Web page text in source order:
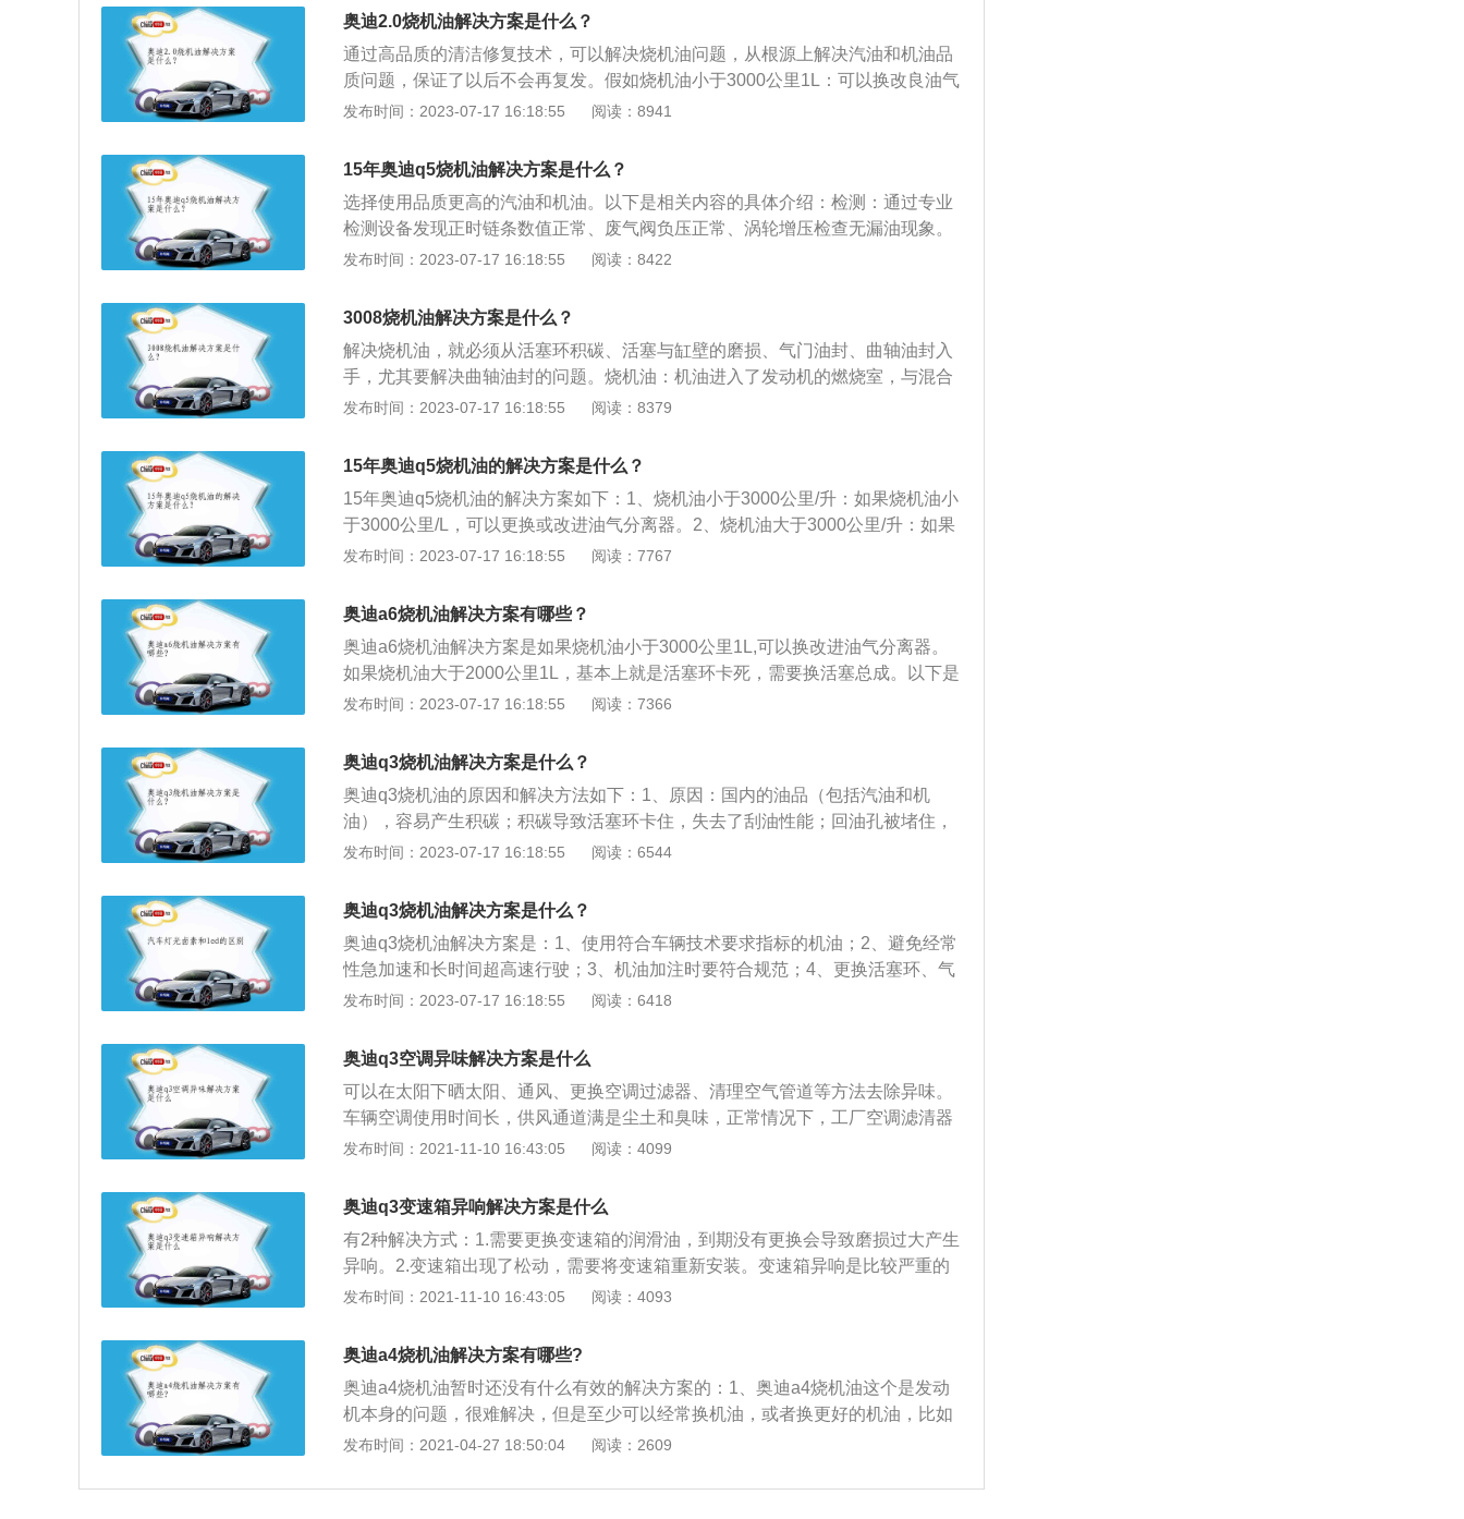
车达到正常温度后，排气管依然排出蓝烟。解决办法：需要大修发动机。避免汽
车出现烧机油的情况，需要注意以下几点：1、定时对发动机做到及时维护和保
养，注意发动机的工作环境，按照发动机的技术要求选择合适的燃油和机油。做
到勤检查、勤保养来有效地减少发动机各部件的过早磨损，让柴油发动机在良好
的状态下运转，延长发动机使用寿命。2、避免长时间高速行驶，发动机超高速
操作时，就会使发动机异常磨损而出现烧机油的现象，因此，保持经济时速行驶
是预防烧机油现象的好方法。3、机油格一定要选择质量有保障的，因为机油格
的主要作用就是去除机油中的灰尘、金属颗粒、碳沉淀物和煤烟颗粒等杂质，保
工作时反复对发动机造成磨损，就会导致机油消耗量增大。
奥迪2.0烧机油解决方案是什么？
通过高品质的清洁修复技术，可以解决烧机油问题，从根源上解决汽油和机油品
质问题，保证了以后不会再复发。假如烧机油小于3000公里1L：可以换改良油气
分散器。假如烧机油大于2000公里1L，根基上就是活塞环卡死，需要换活塞总
题。确定无泄漏后，可以自己进行估算或到专业的维修机构进行机油消耗量的测
量。机油消耗量标准：机油消耗量的标准是每1000公里不能超过0.5L，如果车辆
没有超过这个标准值，第一对发动机的曲轴箱负压进行测量检查，如果不正常就
需要更换曲轴箱通风阀。
发布时间：2023-07-17 16:18:55 阅读：8941
15年奥迪q5烧机油解决方案是什么？
选择使用品质更高的汽油和机油。以下是相关内容的具体介绍：检测：通过专业
检测设备发现正时链条数值正常、废气阀负压正常、涡轮增压检查无漏油现象。
烧机油小于：3000公里/升，如果烧机油小于3000公里/L，可以更换或改进油气
塞总成。油品：奥迪汽车在生产的过程中都会配置专业的机油，也可以使用机油
市场好的品牌，但是要正规的保养才能满足机油的损耗。
发布时间：2023-07-17 16:18:55 阅读：8422
3008烧机油解决方案是什么？
解决烧机油，就必须从活塞环积碳、活塞与缸壁的磨损、气门油封、曲轴油封入
手，尤其要解决曲轴油封的问题。烧机油：机油进入了发动机的燃烧室，与混合
气一起参与了燃烧。车辆出现“烧机油”现象，会使车辆氧传感器过快损坏，导致
果，严重者发动机润滑不足，使引擎造成难以修复的损伤甚至报废，造成维修成
本大幅升高甚至事故隐患。
发布时间：2023-07-17 16:18:55 阅读：8379
15年奥迪q5烧机油的解决方案是什么？
15年奥迪q5烧机油的解决方案如下：1、烧机油小于3000公里/升：如果烧机油小
于3000公里/L，可以更换或改进油气分离器。2、烧机油大于3000公里/升：如果
烧机油大于2000公里/L，基本是活塞环卡死，这时候需要更换活塞总成。3、油
牌，但是要正规的保养才能满足机油的损耗。
发布时间：2023-07-17 16:18:55 阅读：7767
奥迪a6烧机油解决方案有哪些？
奥迪a6烧机油解决方案是如果烧机油小于3000公里1L,可以换改进油气分离器。
如果烧机油大于2000公里1L，基本上就是活塞环卡死，需要换活塞总成。以下是
关于奥迪a6的相关介绍：1、奥迪a6的简介：奥迪A6是一款由奥迪生产的豪华汽
丰富了豪华的配置，并赋予其超强的运动特性。其特点是豪华、动感、成熟。
2、奥迪a6的产品性能：奥迪A6L系一汽-大众推出的国内生产的技术高档豪华商
务车，奥迪A6融入了奥迪在全球最先进的高科技独家技术，进一步丰富了豪华的
配置，并赋予其超强的运动特性，从设计到性能无不体现出其完美品质。
发布时间：2023-07-17 16:18:55 阅读：7366
奥迪q3烧机油解决方案是什么？
奥迪q3烧机油的原因和解决方法如下：1、原因：国内的油品（包括汽油和机
油），容易产生积碳；积碳导致活塞环卡住，失去了刮油性能；回油孔被堵住，
机油无法正常回到曲轴箱；缸壁与活塞之间的磨损，间隙过大气门油封和曲轴油
修后问题没有解决，而且汽车还出现其他的问题。可以拆修解决汽车烧机油，也
可以选用质量更好的机油。
发布时间：2023-07-17 16:18:55 阅读：6544
奥迪q3烧机油解决方案是什么？
奥迪q3烧机油解决方案是：1、使用符合车辆技术要求指标的机油；2、避免经常
性急加速和长时间超高速行驶；3、机油加注时要符合规范；4、更换活塞环、气
门油封、缸垫。以奥迪q32021款35TFSI进取动感型为例：其是一汽大众奥迪推
0mm，搭载1.4T涡轮增压发动机，最大功率是110kw，最大扭矩是250nm，匹配
7挡双离合变速箱。
发布时间：2023-07-17 16:18:55 阅读：6418
奥迪q3空调异味解决方案是什么
可以在太阳下晒太阳、通风、更换空调过滤器、清理空气管道等方法去除异味。
车辆空调使用时间长，供风通道满是尘土和臭味，正常情况下，工厂空调滤清器
使用寿命可达30000公里或一年，若经常行驶于土路或空气质量较差的路面，应
器。清洗滤网的方法很简单。大多数小汽车的空调过滤器位于汽车前部的风挡
下。用高压空气将去除的滤网吹干净，在阳光下晒上几个小时，然后重新安装到
位，即可去除异味。但高污染的过滤器需要彻底更换。
发布时间：2021-11-10 16:43:05 阅读：4099
奥迪q3变速箱异响解决方案是什么
有2种解决方式：1.需要更换变速箱的润滑油，到期没有更换会导致磨损过大产生
异响。2.变速箱出现了松动，需要将变速箱重新安装。变速箱异响是比较严重的
问题，如得不到及时维修会导致车辆动力性变差甚至车辆无法行驶。机动车辆的
驾驶，需要及时到当地的售后或者是维修厂对车辆的变速箱进行检查，找到异响
的来源，根据臆想的原因去对症的解决问题，避免因为耽误了检查而导致变速箱
出现更严重的故障。
发布时间：2021-11-10 16:43:05 阅读：4093
奥迪a4烧机油解决方案有哪些?
奥迪a4烧机油暂时还没有什么有效的解决方案的：1、奥迪a4烧机油这个是发动
机本身的问题，很难解决，但是至少可以经常换机油，或者换更好的机油，比如
GT魔力红，高质量的全合成机油可以减少烧机油这个问题对发动机的伤害；2、
然后和机油蒸汽勾搭在一起了；3、为了平衡压力及减缓机油老化，汽车都装有
发布时间：2021-04-27 18:50:04 阅读：2609